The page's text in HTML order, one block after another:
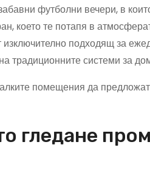
футболни вечери, в
което те потапя в
подходящ за
традиционните системи за
помещения да
гледане